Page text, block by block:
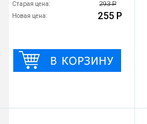
Старая цена: 293 Р
Новая цена: 255 Р